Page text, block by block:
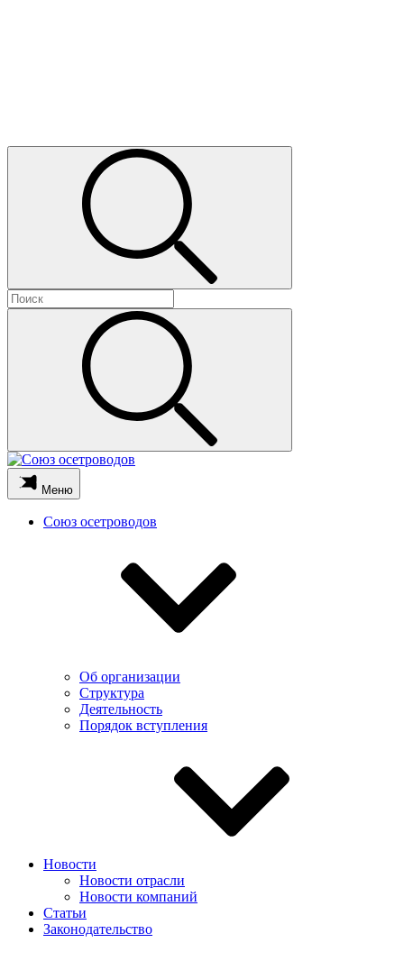
Меню
Союз осетроводов
Об организации
Структура
Деятельность
Порядок вступления
Новости
Новости отрасли
Новости компаний
Статьи
Законодательство